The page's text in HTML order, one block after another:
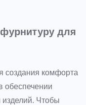
для
создания комфорта
обеспечении
изделий. Чтобы